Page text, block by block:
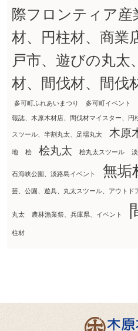
際フロンティア産
材、円柱材、商業
戸市、遊びの丸太
材、間伐材、間伐
多可町ふれあいまつり 多可町イベント
報誌、木原木材店、間伐材マイスター、
スツール、半割丸太、足場丸太 木原
地 桧 桧丸太 桧丸太スツール
石海峡公園、淡路島イベント 無垢
芸、公園、遊具、丸太スツール、アウトド
丸太 農林漁業祭、兵庫県、イベント
柱材